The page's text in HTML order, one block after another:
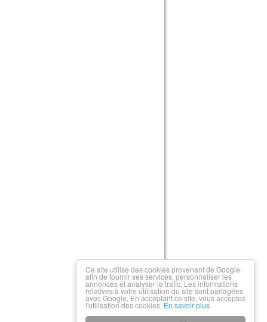
Ce site utilise des cookies provenant de Google
afin de fournir ses services, personnaliser les
annonces et analyser le trafic. Les informations
relatives à votre utilisation du site sont partagées
avec Google. En acceptant ce site, vous acceptez
l'utilisation des cookies. En savoir plus